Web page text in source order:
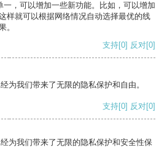
，可以增加一些新功能。比如，可以增加
样就可以根据网络情况自动选择最优的线
。
支持[0] 反对[0]
为我们带来了无限的隐私保护和自由。
支持[0] 反对[0]
为我们带来了无限的隐私保护和安全性保